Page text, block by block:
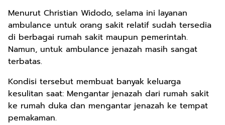
Menurut Christian Widodo, selama ini layanan
ambulance untuk orang sakit relatif sudah tersedia
di berbagai rumah sakit maupun pemerintah.
Namun, untuk ambulance jenazah masih sangat
terbatas.
Kondisi tersebut membuat banyak keluarga
kesulitan saat: Mengantar jenazah dari rumah sakit
ke rumah duka dan mengantar jenazah ke tempat
pemakaman.